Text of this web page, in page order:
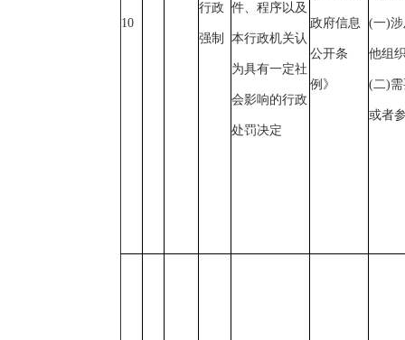
10
行政
强制
件、程序以及
本行政机关认
为具有一定社
会影响的行政
处罚决定
政府信息
公开条
例》
(一)
他组
(二)
或者